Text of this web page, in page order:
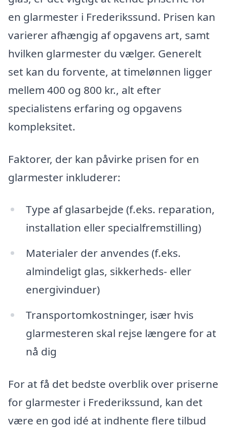
en glarmester i Frederikssund. Prisen kan
varierer afhængig af opgavens art, samt
hvilken glarmester du vælger. Generelt
set kan du forvente, at timelønnen ligger
mellem 400 og 800 kr., alt efter
specialistens erfaring og opgavens
kompleksitet.
Faktorer, der kan påvirke prisen for en
glarmester inkluderer:
Type af glasarbejde (f.eks. reparation,
installation eller specialfremstilling)
Materialer der anvendes (f.eks.
almindeligt glas, sikkerheds- eller
energivinduer)
Transportomkostninger, især hvis
glarmesteren skal rejse længere for at
nå dig
For at få det bedste overblik over priserne
for glarmester i Frederikssund, kan det
være en god idé at indhente flere tilbud